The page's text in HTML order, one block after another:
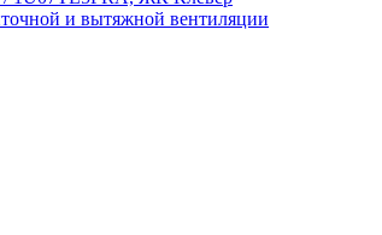
и вытяжной вентиляции